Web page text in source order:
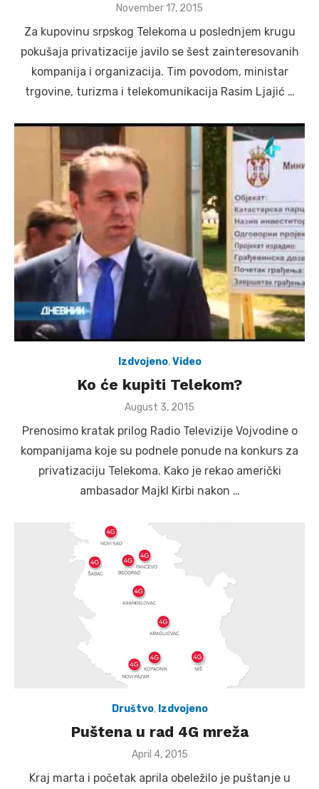
Posted
November 17, 2015
Za kupovinu srpskog Telekoma u poslednjem krugu
pokušaja privatizacije javilo se šest zainteresovanih
kompanija i organizacija. Tim povodom, ministar
trgovine, turizma i telekomunikacija Rasim Ljajić …
Izdvojeno,Video
Ko će kupiti Telekom?
Posted
August 3, 2015
Prenosimo kratak prilog Radio Televizije Vojvodine o
kompanijama koje su podnele ponude na konkurs za
privatizaciju Telekoma. Kako je rekao američki
ambasador Majkl Kirbi nakon …
Društvo, Izdvojeno
Puštena u rad 4G mreža
Posted
April 4, 2015
Kraj marta i početak aprila obeležilo je puštanje u